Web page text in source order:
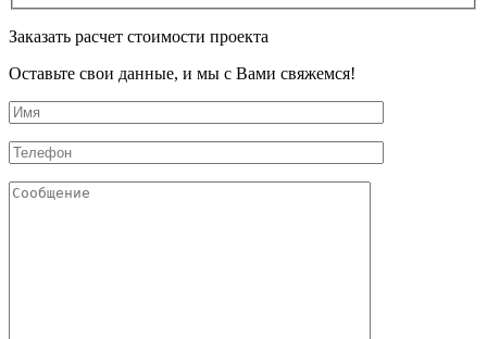
Заказать расчет стоимости проекта
Оставьте свои данные, и мы с Вами свяжемся!